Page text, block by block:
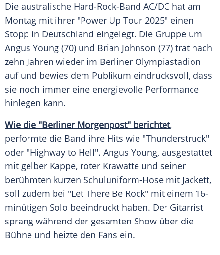
Die australische Hard-Rock-Band AC/DC hat am
Montag mit ihrer "Power Up Tour 2025" einen
Stopp in Deutschland eingelegt. Die Gruppe um
Angus Young (70) und Brian Johnson (77) trat nach
zehn Jahren wieder im Berliner Olympiastadion
auf und bewies dem Publikum eindrucksvoll, dass
sie noch immer eine energievolle Performance
hinlegen kann.
Wie die "Berliner Morgenpost" berichtet,
performte die Band ihre Hits wie "Thunderstruck"
oder "Highway to Hell". Angus Young, ausgestattet
mit gelber Kappe, roter Krawatte und seiner
berühmten kurzen Schuluniform-Hose mit Jackett,
soll zudem bei "Let There Be Rock" mit einem 16-
minütigen Solo beeindruckt haben. Der Gitarrist
sprang während der gesamten Show über die
Bühne und heizte den Fans ein.